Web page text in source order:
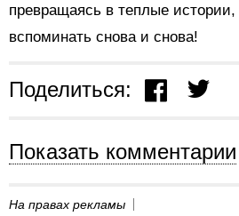
превращаясь в теплые истории,
вспоминать снова и снова!
Поделиться:
Показать комментарии
На правах рекламы